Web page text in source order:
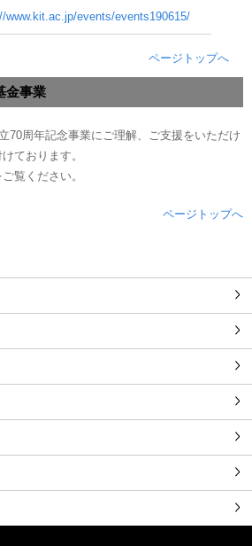
www.kit.ac.jp/events/events190615/
ページトップへ
金事業
70周年記念事業にご理解、ご支援をいただけ
ております。
ご覧ください。
ページトップへ